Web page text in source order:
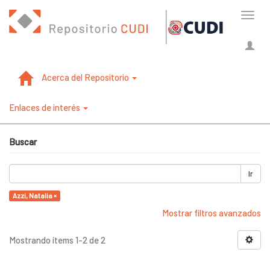
Acerca del Repositorio
Enlaces de interés
Buscar
Ir
Azzi, Natalia ×
Mostrar filtros avanzados
Mostrando ítems 1-2 de 2